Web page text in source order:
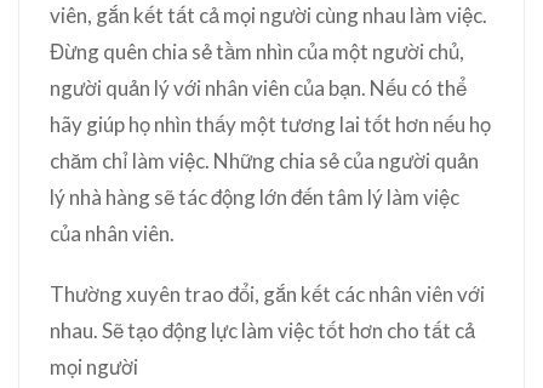
viên, gắn kết tất cả mọi người cùng nhau làm việc.
Đừng quên chia sẻ tầm nhìn của một người chủ,
người quản lý với nhân viên của bạn. Nếu có thể
hãy giúp họ nhìn thấy một tương lai tốt hơn nếu họ
chăm chỉ làm việc. Những chia sẻ của người quản
lý nhà hàng sẽ tác động lớn đến tâm lý làm việc
của nhân viên.
Thường xuyên trao đổi, gắn kết các nhân viên với
nhau. Sẽ tạo động lực làm việc tốt hơn cho tất cả
mọi người